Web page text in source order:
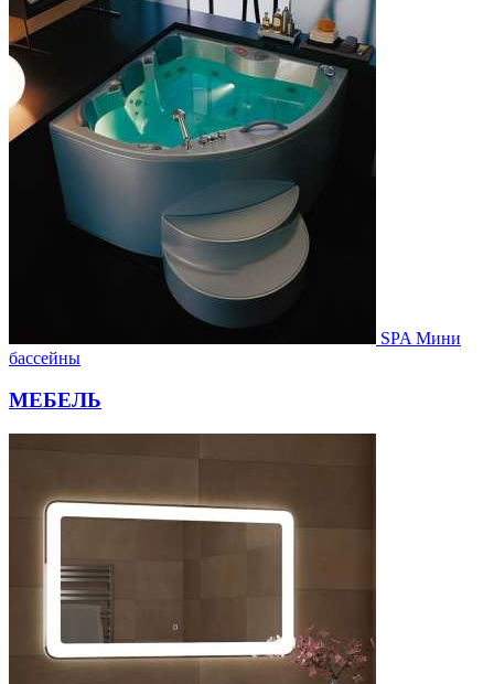
SPA Мини
бассейны
МЕБЕЛЬ